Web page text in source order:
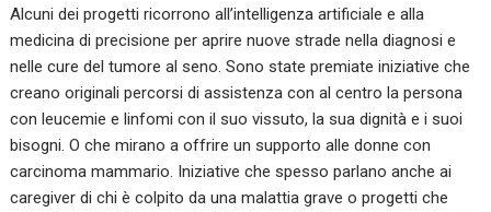
Alcuni dei progetti ricorrono all’intelligenza artificiale e alla
medicina di precisione per aprire nuove strade nella diagnosi e
nelle cure del tumore al seno. Sono state premiate iniziative che
creano originali percorsi di assistenza con al centro la persona
con leucemie e linfomi con il suo vissuto, la sua dignità e i suoi
bisogni. O che mirano a offrire un supporto alle donne con
carcinoma mammario. Iniziative che spesso parlano anche ai
caregiver di chi è colpito da una malattia grave o progetti che